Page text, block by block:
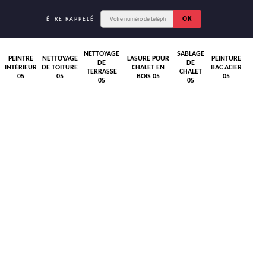
ÊTRE RAPPELÉ
PEINTRE
INTÉRIEUR
05
NETTOYAGE
DE TOITURE
05
NETTOYAGE
DE
TERRASSE
05
LASURE POUR
CHALET EN
BOIS 05
SABLAGE
DE
CHALET
05
PEINTURE
BAC ACIER
05